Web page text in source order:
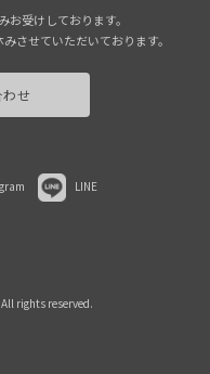
受けしております。
させていただいております。
せ
LINE
rights reserved.